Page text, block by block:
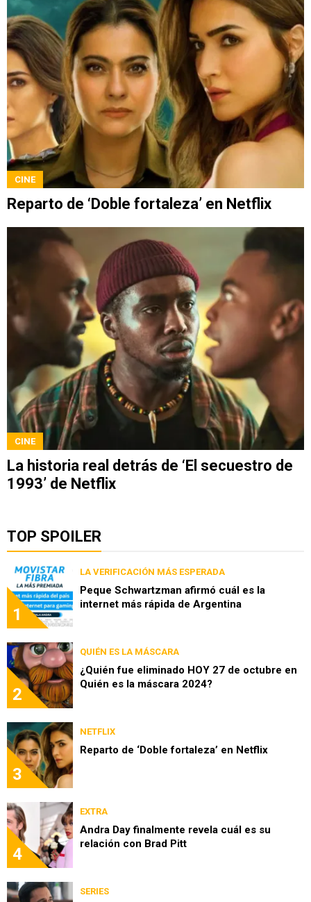
CINE
Reparto de ‘Doble fortaleza’ en Netflix
CINE
La historia real detrás de ‘El secuestro de
1993’ de Netflix
TOP SPOILER
1
LA VERIFICACIÓN MÁS ESPERADA
Peque Schwartzman afirmó cuál es la
internet más rápida de Argentina
2
QUIÉN ES LA MÁSCARA
¿Quién fue eliminado HOY 27 de octubre en
Quién es la máscara 2024?
3
NETFLIX
Reparto de ‘Doble fortaleza’ en Netflix
4
EXTRA
Andra Day finalmente revela cuál es su
relación con Brad Pitt
SERIES